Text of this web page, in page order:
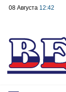
08 Августа 12:42